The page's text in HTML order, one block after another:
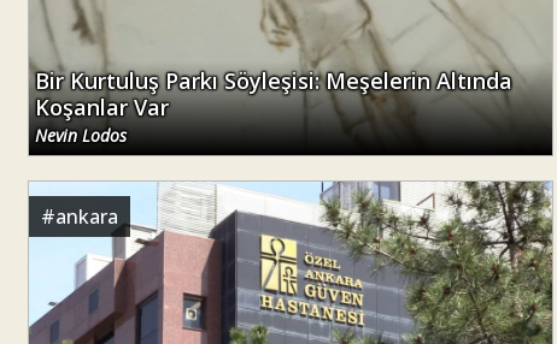
Bir Kurtuluş Parkı Söyleşisi: Meşelerin Altında
Koşanlar Var
Nevin Lodos
#ankara